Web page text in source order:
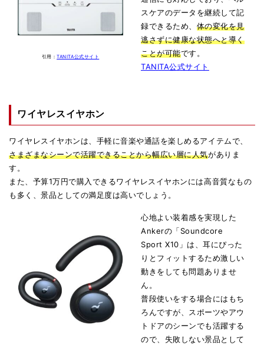
引用：TANITA公式サイト
スケアのデータを継続して記
録できるため、 体の変化を見
逃さずに健康な状態へと導く
ことが可能です。
TANITA公式サイト
ワイヤレスイヤホン
ワイヤレスイヤホンは、手軽に音楽や通話を楽しめるアイテムで、
さまざまなシーンで活躍できることから幅広い層に人気がありま
す。
また、予算1万円で購入できるワイヤレスイヤホンには高音質なもの
も多く、景品としての満足度は高いでしょう。
心地よい装着感を実現した
Ankerの「Soundcore
Sport X10」は、耳にぴった
りとフィットするため激しい
動きをしても問題ありませ
ん。
普段使いをする場合にはもち
ろんですが、スポーツやアウ
トドアのシーンでも活躍する
ので、失敗しない景品として